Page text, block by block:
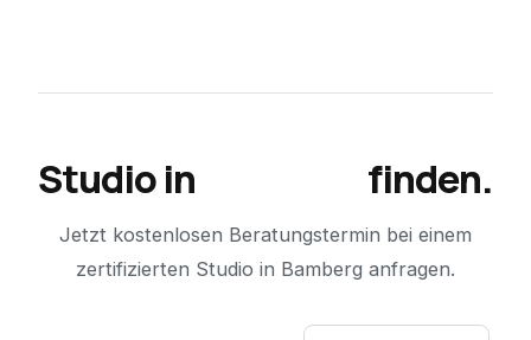
Studio in finden.
Jetzt kostenlosen Beratungstermin bei einem
zertifizierten Studio in Bamberg anfragen.